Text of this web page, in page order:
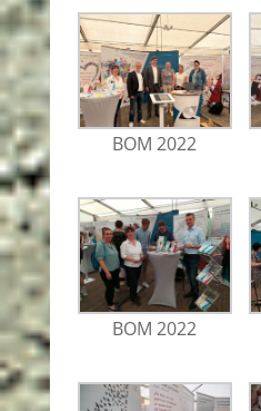
BOM 2022
BOM 2022